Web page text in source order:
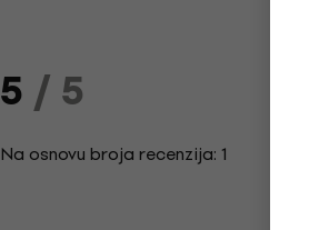
5/ 5
Na osnovu broja recenzija: 1